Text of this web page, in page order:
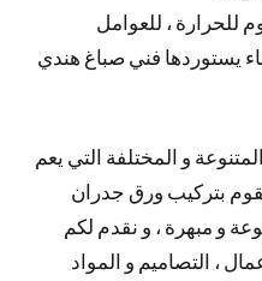
للحرارة ، للعوامل
يستوردها فني صباغ هندي
و المختلفة التي يعم
بتركيب ورق جدران
و مبهرة ، و نقدم لكم
، التصاميم و المواد